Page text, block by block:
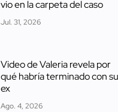
vio en la carpeta del caso
Jul. 31, 2026
Video de Valeria revela por
qué habría terminado con su
ex
Ago. 4, 2026